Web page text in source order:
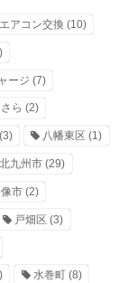
エアコン交換 (10)
ージ (7)
ら (2)
八幡東区 (1)
北九州市 (29)
市(2)
戸畑区 (3)
水巻町(8)